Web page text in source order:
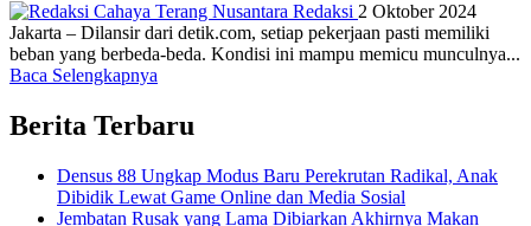
Redaksi 2 Oktober 2024
Jakarta – Dilansir dari detik.com, setiap pekerjaan pasti memiliki
beban yang berbeda-beda. Kondisi ini mampu memicu munculnya...
Baca Selengkapnya
Berita Terbaru
Densus 88 Ungkap Modus Baru Perekrutan Radikal, Anak
Dibidik Lewat Game Online dan Media Sosial
Jembatan Rusak yang Lama Dibiarkan Akhirnya Makan